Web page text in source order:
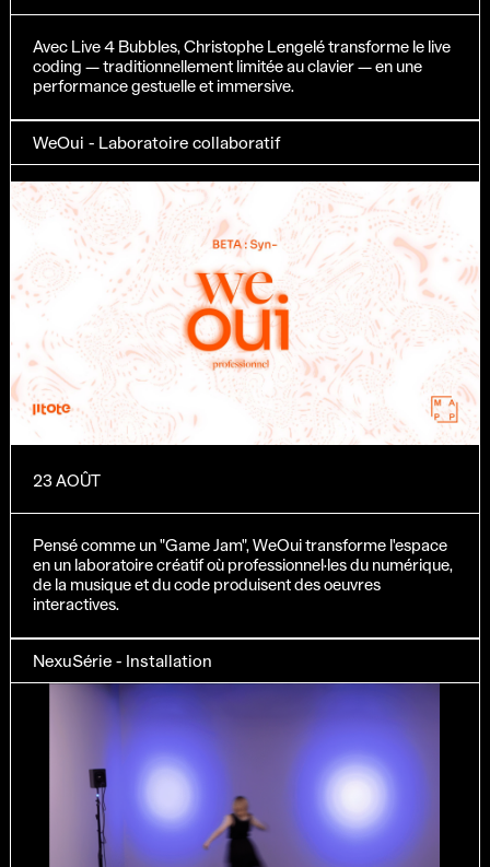
Avec Live 4 Bubbles, Christophe Lengelé transforme le live
coding — traditionnellement limitée au clavier — en une
performance gestuelle et immersive.
WeOui - Laboratoire collaboratif
23 AOÛT
Pensé comme un "Game Jam", WeOui transforme l'espace
en un laboratoire créatif où professionnel·les du numérique,
de la musique et du code produisent des oeuvres
interactives.
NexuSérie - Installation